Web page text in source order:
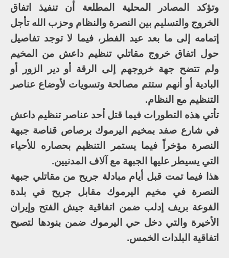
وتؤكد المصادر المحلية المطلعة أن تنفيذ اتفاق
الخروج والتسليم بين النصرة والنظام وحزب الله تأجل
إتمامه إلى ما بعد عيد الفطر، فيما لا توجد تفاصيل
حول اتفاق خروج مقاتلي تنظيم داعش من المخيم
ولم تتضح جهة خروجهم إلى الرقة أو دير الزور أو
البادية أو أنهم ستتم مصالحة وتسويات لأوضاع عناصر
التنظيم مع النظام.
تأتي هذه التطورات فيما قتل أحد عناصر تنظيم داعش
في شارع صفد بمخيم اليرموك برصاص قناصة جبهة
النصرة مؤخراً فيما يستمر التنظيم بحصاره للأحياء
التي يسيطر عليها الجبهة مع آلاف المدنيين.
هذا فيما تمت قبل أيام مبادلة جريح من مقاتلي جبهة
النصرة في مخيم اليرموك مقابل جريح في بلدة
الفوعة بريف إدلب ضمن اتفاقية جيش الفتح وإيران
الأخيرة والتي دخل حي اليرموك ضمن بنودها لتصبح
اتفاقية البلدات الخمس.